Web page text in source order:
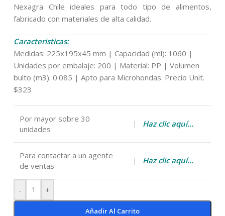
Nexagra Chile ideales para todo tipo de alimentos,
fabricado con materiales de alta calidad.
Caracteristicas:
Medidas: 225x195x45 mm | Capacidad (ml): 1060 |
Unidades por embalaje: 200 | Material: PP | Volumen
bulto (m3): 0.085 | Apto para Microhondas. Precio Unit.
$323
Por mayor sobre 30
unidades
| Haz clic aquí…
Para contactar a un agente
de ventas
| Haz clic aquí…
- +
Añadir Al Carrito